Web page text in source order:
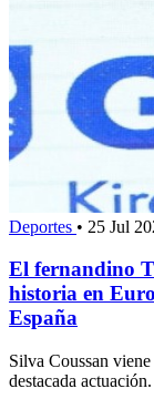
Deportes • 25 Jul
El fernandino
historia en
España
Silva Coussan
destacada actuación.